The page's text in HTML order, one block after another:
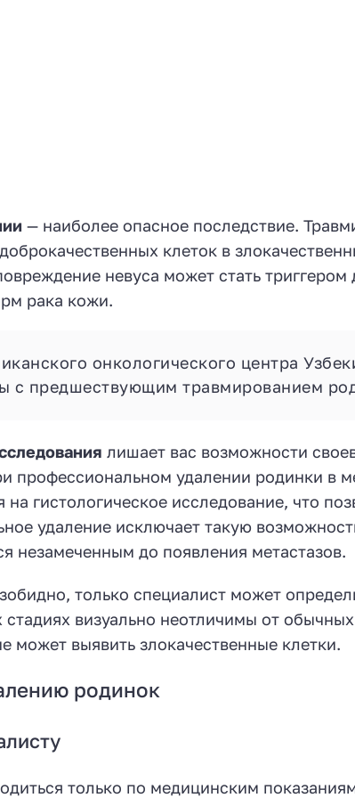
— наиболее опасное последствие.
клеток в
невуса может стать
рака кожи.
онкологического центра
с предшествующим травмированием
лишает вас возможности
профессиональном удалении родинки в
на гистологическое исследование, что
удаление исключает такую
незамеченным до появления метастазов.
только специалист может
визуально неотличимы от
может выявить злокачественные клетки.
родинок
только по медицинским